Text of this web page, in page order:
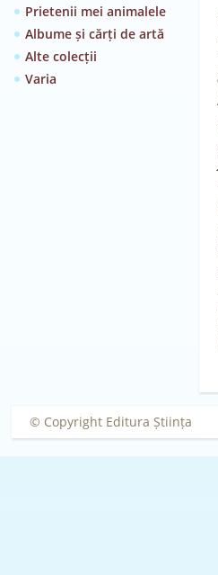
Prietenii mei animalele
Albume și cărți de artă
Alte colecții
Varia
© Copyright Editura Știința